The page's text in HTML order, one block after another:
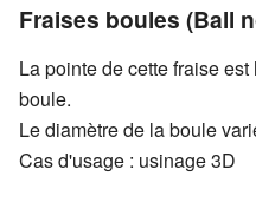
Fraises boules (Ball
La pointe de cette fraise
boule.
Le diamètre de la boule
Cas d'usage : usinage 3D